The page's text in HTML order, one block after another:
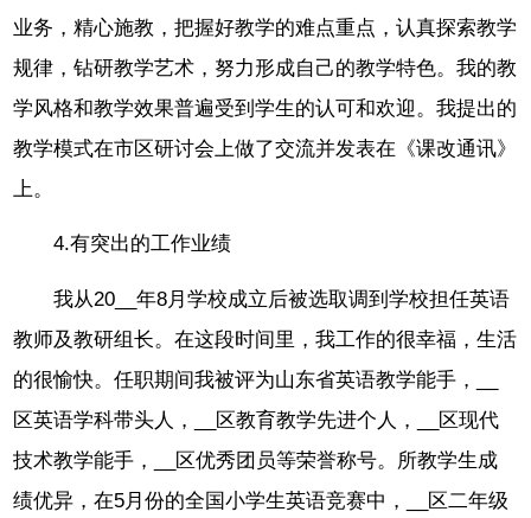
业务，精心施教，把握好教学的难点重点，认真探索教学
规律，钻研教学艺术，努力形成自己的教学特色。我的教
学风格和教学效果普遍受到学生的认可和欢迎。我提出的
教学模式在市区研讨会上做了交流并发表在《课改通讯》
上。
4.有突出的工作业绩
我从20__年8月学校成立后被选取调到学校担任英语
教师及教研组长。在这段时间里，我工作的很幸福，生活
的很愉快。任职期间我被评为山东省英语教学能手，__
区英语学科带头人，__区教育教学先进个人，__区现代
技术教学能手，__区优秀团员等荣誉称号。所教学生成
绩优异，在5月份的全国小学生英语竞赛中，__区二年级